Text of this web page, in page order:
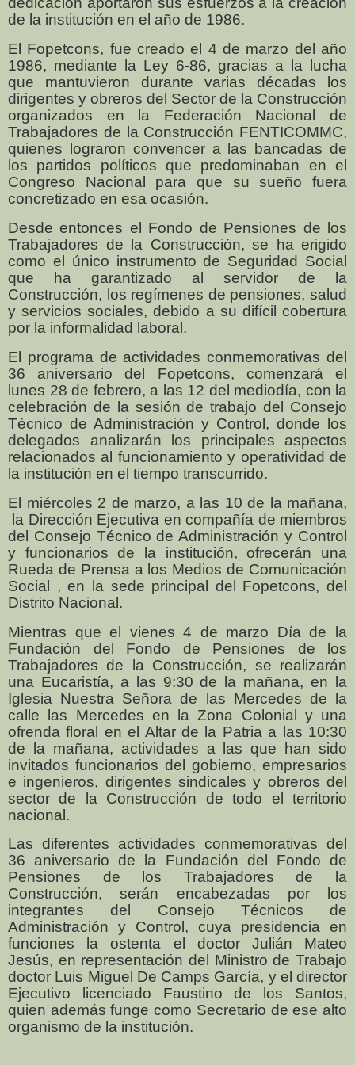
de la institución en el año de 1986.
El Fopetcons, fue creado el 4 de marzo del año
1986, mediante la Ley 6-86, gracias a la lucha
que mantuvieron durante varias décadas los
dirigentes y obreros del Sector de la Construcción
organizados en la Federación Nacional de
Trabajadores de la Construcción FENTICOMMC,
quienes lograron convencer a las bancadas de
los partidos políticos que predominaban en el
Congreso Nacional para que su sueño fuera
concretizado en esa ocasión.
Desde entonces el Fondo de Pensiones de los
Trabajadores de la Construcción, se ha erigido
como el único instrumento de Seguridad Social
que ha garantizado al servidor de la
Construcción, los regímenes de pensiones, salud
y servicios sociales, debido a su difícil cobertura
por la informalidad laboral.
El programa de actividades conmemorativas del
36 aniversario del Fopetcons, comenzará el
lunes 28 de febrero, a las 12 del mediodía, con la
celebración de la sesión de trabajo del Consejo
Técnico de Administración y Control, donde los
delegados analizarán los principales aspectos
relacionados al funcionamiento y operatividad de
la institución en el tiempo transcurrido.
El miércoles 2 de marzo, a las 10 de la mañana,
la Dirección Ejecutiva en compañía de miembros
del Consejo Técnico de Administración y Control
y funcionarios de la institución, ofrecerán una
Rueda de Prensa a los Medios de Comunicación
Social , en la sede principal del Fopetcons, del
Distrito Nacional.
Mientras que el vienes 4 de marzo Día de la
Fundación del Fondo de Pensiones de los
Trabajadores de la Construcción, se realizarán
una Eucaristía, a las 9:30 de la mañana, en la
Iglesia Nuestra Señora de las Mercedes de la
calle las Mercedes en la Zona Colonial y una
ofrenda floral en el Altar de la Patria a las 10:30
de la mañana, actividades a las que han sido
invitados funcionarios del gobierno, empresarios
e ingenieros, dirigentes sindicales y obreros del
sector de la Construcción de todo el territorio
nacional.
Las diferentes actividades conmemorativas del
36 aniversario de la Fundación del Fondo de
Pensiones de los Trabajadores de la
Construcción, serán encabezadas por los
integrantes del Consejo Técnicos de
Administración y Control, cuya presidencia en
funciones la ostenta el doctor Julián Mateo
Jesús, en representación del Ministro de Trabajo
doctor Luis Miguel De Camps García, y el director
Ejecutivo licenciado Faustino de los Santos,
quien además funge como Secretario de ese alto
organismo de la institución.